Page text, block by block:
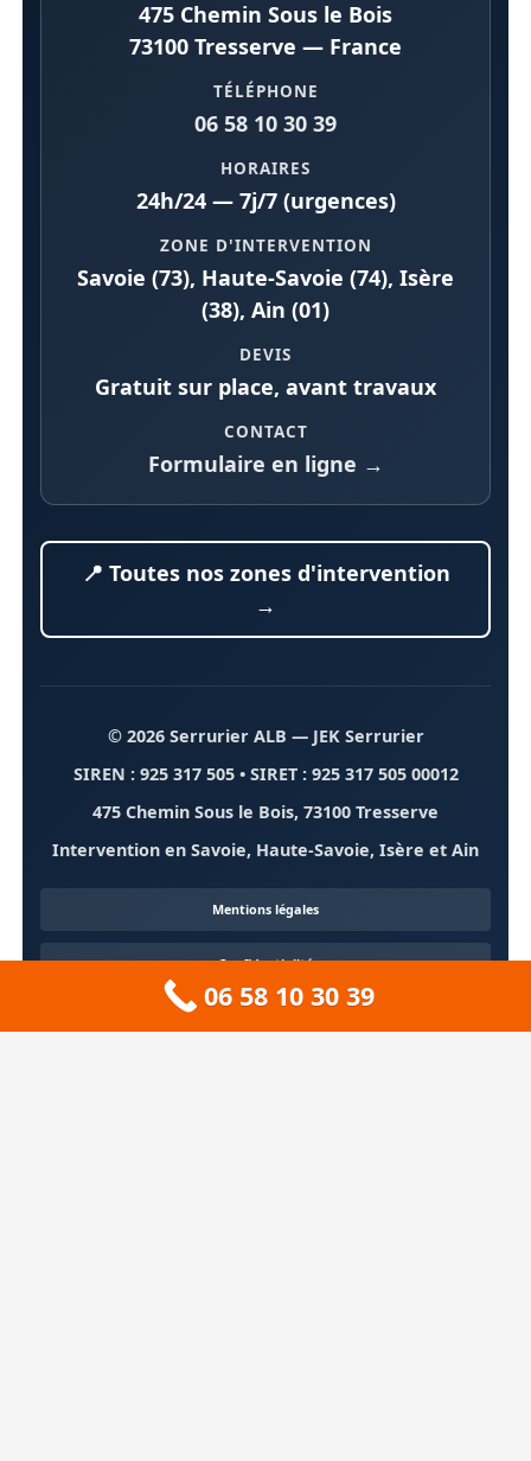
475 Chemin Sous le Bois
73100 Tresserve — France
TÉLÉPHONE
06 58 10 30 39
HORAIRES
24h/24 — 7j/7 (urgences)
ZONE D'INTERVENTION
Savoie (73), Haute-Savoie (74), Isère
(38), Ain (01)
DEVIS
Gratuit sur place, avant travaux
CONTACT
Formulaire en ligne →
📍 Toutes nos zones d'intervention
→
© 2026 Serrurier ALB — JEK Serrurier
SIREN : 925 317 505 • SIRET : 925 317 505 00012
475 Chemin Sous le Bois, 73100 Tresserve
Intervention en Savoie, Haute-Savoie, Isère et Ain
Mentions légales
Confidentialité
06 58 10 30 39